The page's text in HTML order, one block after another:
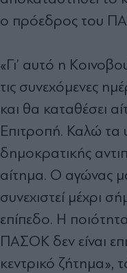
ο πρόεδρος του
«Γι’ αυτό η
τις συνεχόμενες
και θα καταθέσει
Επιτροπή. Καλώ τα
δημοκρατικής
αίτημα. Ο αγώνας
συνεχιστεί μέχρι
επίπεδο. Η
ΠΑΣΟΚ δεν είναι
κεντρικό ζήτημα»,